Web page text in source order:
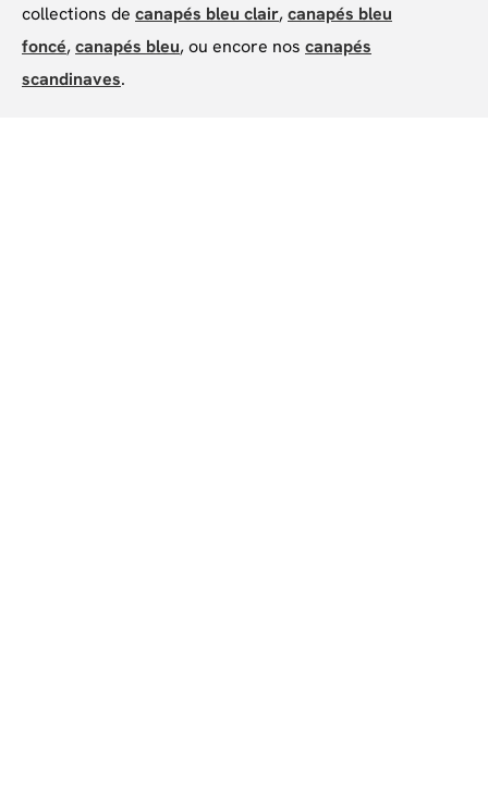
collections de canapés bleu clair,canapés bleu
foncé,canapés bleu, ou encore nos canapés
scandinaves.